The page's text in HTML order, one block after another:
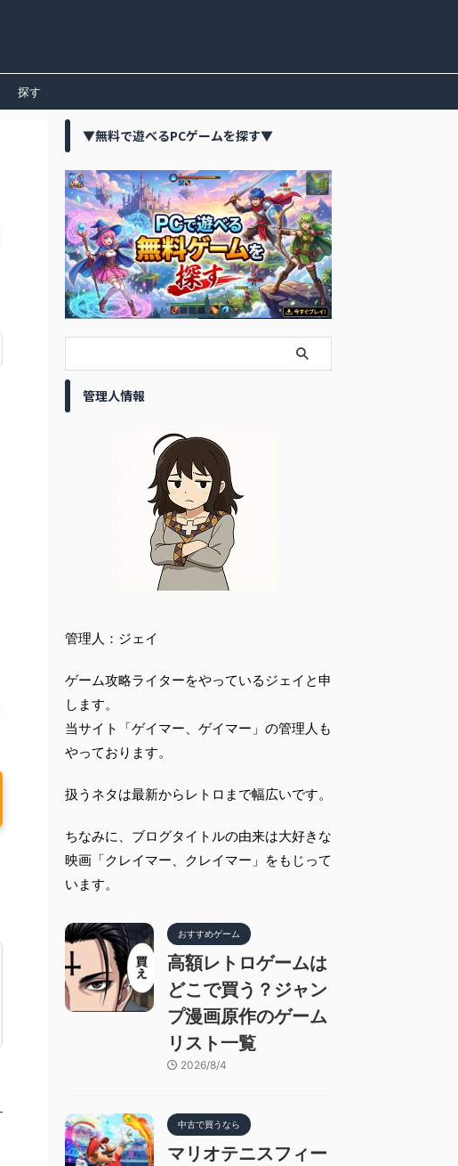
探す
▼無料で遊べるPCゲームを探す▼
管理人情報
管理人：ジェイ
ゲーム攻略ライターをやっているジェイと申
します。
当サイト「ゲイマー、ゲイマー」の管理人も
やっております。
扱うネタは最新からレトロまで幅広いです。
ちなみに、ブログタイトルの由来は大好きな
映画「クレイマー、クレイマー」をもじって
います。
おすすめゲーム
高額レトロゲームは
どこで買う？ジャン
プ漫画原作のゲーム
リスト一覧
2026/8/4
中古で買うなら
マリオテニスフィー